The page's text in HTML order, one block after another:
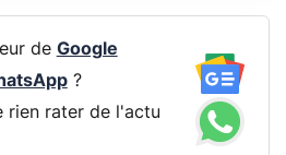
de Google
?
rien rater de l'actu